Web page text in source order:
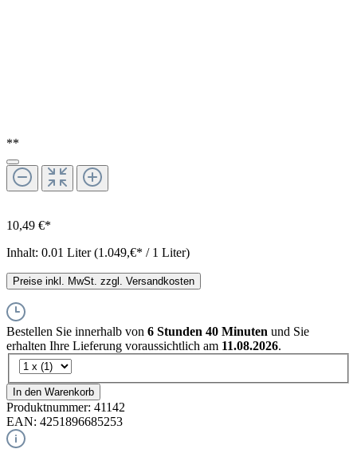
**
10,49 €*
Inhalt: 0.01 Liter(1.049,€* / 1 Liter)
Preise inkl. MwSt. zzgl. Versandkosten
Bestellen Sie innerhalb von 6 Stunden 40 Minuten und Sie
erhalten Ihre Lieferung voraussichtlich am 11.08.2026.
In den Warenkorb
Produktnummer: 41142
EAN: 4251896685253